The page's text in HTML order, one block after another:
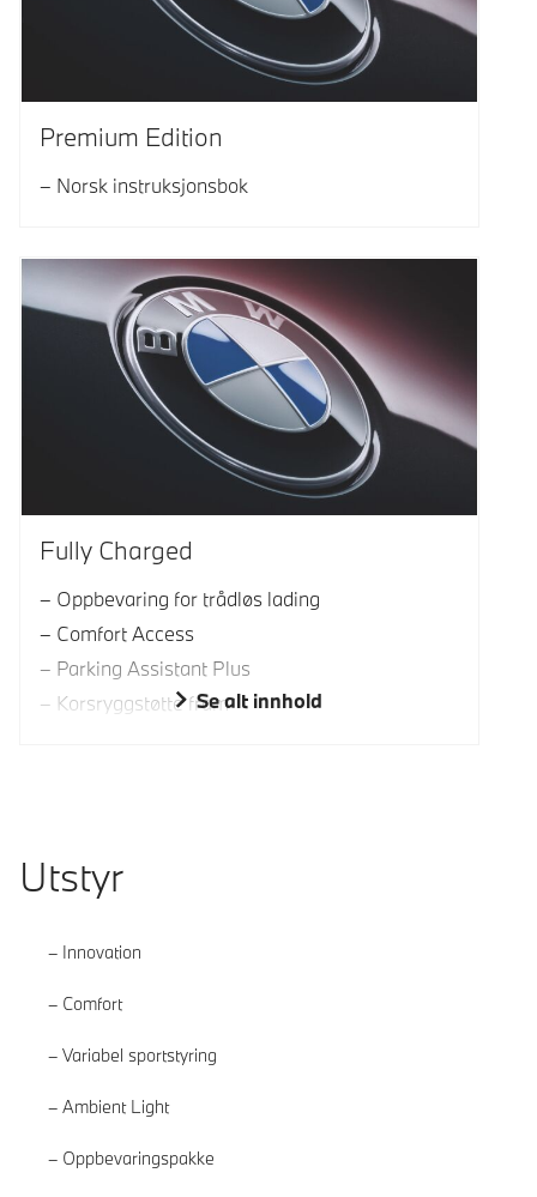
Premium Edition
Norsk instruksjonsbok
Fully Charged
Oppbevaring for trådløs lading
Comfort Access
Parking Assistant Plus
Korsryggstøtte framSe alt innhold
Utstyr
Innovation
Comfort
Variabel sportstyring
Ambient Light
Oppbevaringspakke